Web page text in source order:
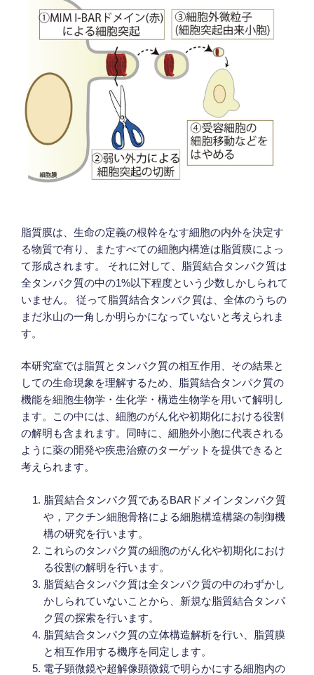
脂質膜は、生命の定義の根幹をなす細胞の内外を決定す
る物質で有り、またすべての細胞内構造は脂質膜によっ
て形成されます。 それに対して、脂質結合タンパク質は
全タンパク質の中の1%以下程度という少数しかしられて
いません。 従って脂質結合タンパク質は、全体のうちの
まだ氷山の一角しか明らかになっていないと考えられま
す。
本研究室では脂質とタンパク質の相互作用、その結果と
しての生命現象を理解するため、脂質結合タンパク質の
機能を細胞生物学・生化学・構造生物学を用いて解明し
ます。この中には、細胞のがん化や初期化における役割
の解明も含まれます。同時に、細胞外小胞に代表される
ように薬の開発や疾患治療のターゲットを提供できると
考えられます。
脂質結合タンパク質であるBARドメインタンパク質
や，アクチン細胞骨格による細胞構造構築の制御機
構の研究を行います。
これらのタンパク質の細胞のがん化や初期化におけ
る役割の解明を行います。
脂質結合タンパク質は全タンパク質の中のわずかし
かしられていないことから、新規な脂質結合タンパ
ク質の探索を行います。
脂質結合タンパク質の立体構造解析を行い、脂質膜
と相互作用する機序を同定します。
電子顕微鏡や超解像顕微鏡で明らかにする細胞内の